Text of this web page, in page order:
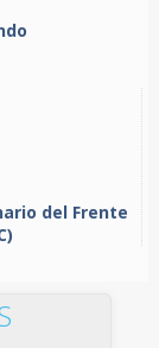
del Frente